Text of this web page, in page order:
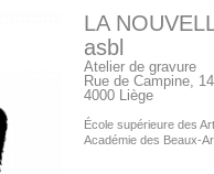
LA
asbl
Atelier de gravure
Rue de Campine, 14
4000 Liège
École supérieure des
Académie des Beaux-